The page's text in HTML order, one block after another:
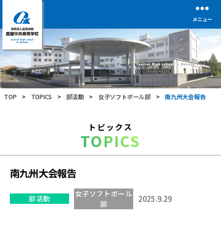
学
校
法
人
前
田
央
高
等
校
メニュー
TOP > TOPICS > 部活動 > 女子ソフトボール部 > 南九州大会報告
トピックス
TOPICS
南九州大会報告
部活動
女子ソフトボール
部
2025.9.29